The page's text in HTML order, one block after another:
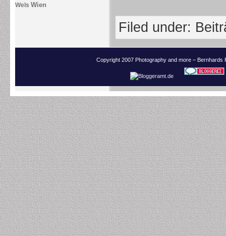
Wels Wien
Filed under:
Copyright 2007 Photography and more –